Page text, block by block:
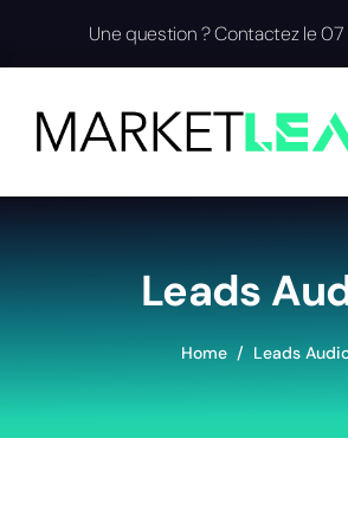
Une question ? Contactez le 07
Leads
Home Leads